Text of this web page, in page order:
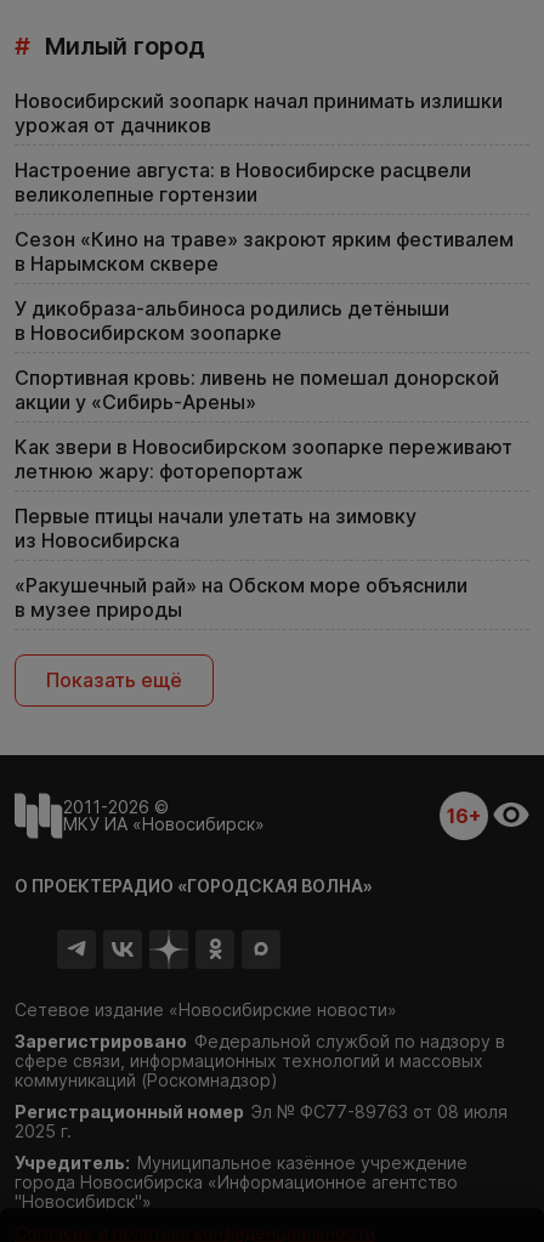
# Милый город
Новосибирский зоопарк начал принимать излишки
урожая от дачников
Настроение августа: в Новосибирске расцвели
великолепные гортензии
Сезон «Кино на траве» закроют ярким фестивалем
в Нарымском сквере
У дикобраза-альбиноса родились детёныши
в Новосибирском зоопарке
Спортивная кровь: ливень не помешал донорской
акции у «Сибирь-Арены»
Как звери в Новосибирском зоопарке переживают
летнюю жару: фоторепортаж
Первые птицы начали улетать на зимовку
из Новосибирска
«Ракушечный рай» на Обском море объяснили
в музее природы
Показать ещё
2011-2026 ©
МКУ ИА «Новосибирск»
16+
О ПРОЕКТЕРАДИО «ГОРОДСКАЯ ВОЛНА»
Сетевое издание «Новосибирские новости»
Зарегистрировано Федеральной службой по надзору в
сфере связи, информационных технологий и массовых
коммуникаций (Роскомнадзор)
Регистрационный номер Эл № ФС77-89763 от 08 июля
2025 г.
Учредитель: Муниципальное казённое учреждение
города Новосибирска «Информационное агентство
"Новосибирск"»